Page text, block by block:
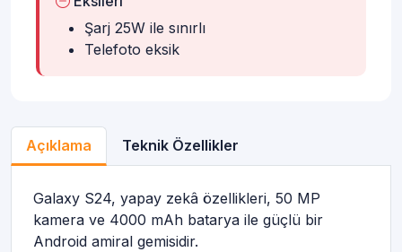
Şarj 25W ile sınırlı
Telefoto eksik
Açıklama Teknik Özellikler
Galaxy S24, yapay zekâ özellikleri, 50 MP
kamera ve 4000 mAh batarya ile güçlü bir
Android amiral gemisidir.